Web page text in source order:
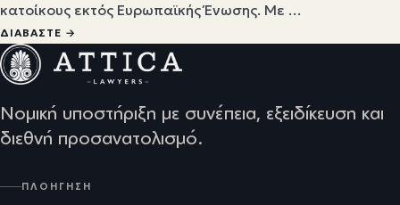
κατοίκους εκτός Ευρωπαϊκής Ένωσης. Με …
ΔΙΑΒΆΣΤΕ →
Νομική υποστήριξη με συνέπεια, εξειδίκευση και
διεθνή προσανατολισμό.
ΠΛΟΉΓΗΣΗ